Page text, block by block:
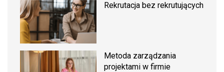
Rekrutacja bez rekrutujących
Metoda zarządzania
projektami w firmie